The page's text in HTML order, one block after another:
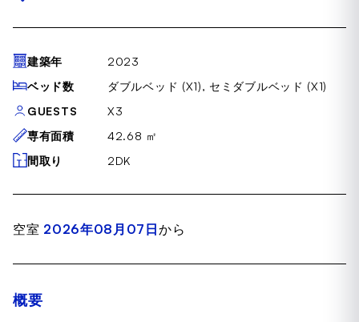
建築年
2023
ベッド数
ダブルベッド (X1), セミダブルベッド (X1)
GUESTS
X3
専有面積
42.68 ㎡
間取り
2DK
空室 2026年08月07日から
概要